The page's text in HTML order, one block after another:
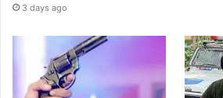
3 days ago